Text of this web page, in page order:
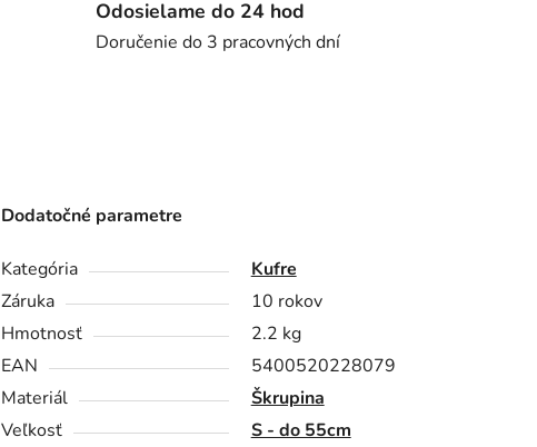
Odosielame do 24 hod
Doručenie do 3 pracovných dní
Dodatočné parametre
Kategória
Kufre
Záruka
10 rokov
Hmotnosť
2.2 kg
EAN
5400520228079
Materiál
Škrupina
Veľkosť
S - do 55cm